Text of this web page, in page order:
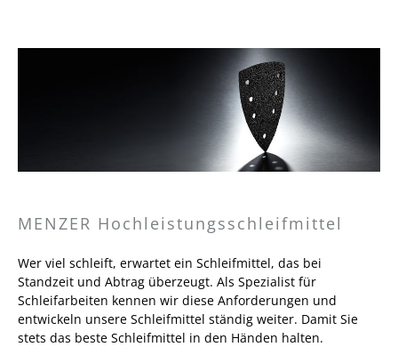
MENZER Hochleistungsschleifmittel
Wer viel schleift, erwartet ein Schleifmittel, das bei
Standzeit und Abtrag überzeugt. Als Spezialist für
Schleifarbeiten kennen wir diese Anforderungen und
entwickeln unsere Schleifmittel ständig weiter. Damit Sie
stets das beste Schleifmittel in den Händen halten.